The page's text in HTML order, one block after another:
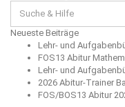
für:
Neueste Beiträge
Lehr- und
FOS13 Abitur
Lehr- und
2026 Abitur-Trainer
FOS/BOS13 Abitur